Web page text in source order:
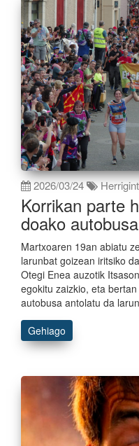
2026/03/24
Korrikan parte
doako autobusa
Martxoaren 19an abiatu
larunbat goizean iritsiko
Otegi Enea auzotik
egokitu zaizkio, eta
autobusa antolatu da
Gehiago